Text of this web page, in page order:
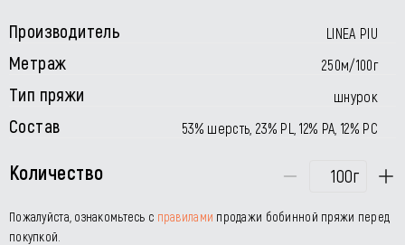
Производитель LINEA PIU
Метраж 250м/100г
Тип пряжи шнурок
Состав 53% шерсть, 23% PL, 12% PA, 12% PC
Количество г
Пожалуйста, ознакомьтесь с правилами продажи бобинной пряжи перед
покупкой.